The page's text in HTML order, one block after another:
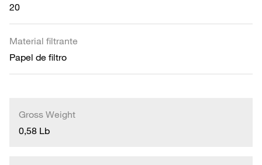
20
Material filtrante
Papel de filtro
Gross Weight
0,58 Lb